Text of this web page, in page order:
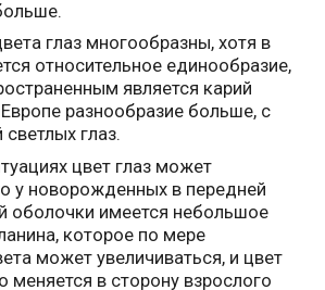
глаз многообразны, хотя в
относительное единообразие,
является карий
разнообразие больше, с
глаз.
цвет глаз может
у новорожденных в передней
оболочки имеется небольшое
которое по мере
может увеличиваться, и цвет
меняется в сторону взрослого